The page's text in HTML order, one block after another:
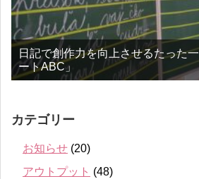
日記で創作力を向上させるたった
ートABC」
カテゴリー
お知らせ (20)
アウトプット (48)